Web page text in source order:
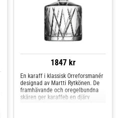
1847 kr
En karaff i klassisk Orreforsmanér
designad av Martti Rytkönen. De
framhävande och oregelbundna
skären ger karaffeb en djärv